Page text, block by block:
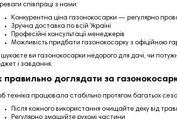
співпраці з нами:
Конкурентна ціна газонокосарки — регулярно
Зручна доставка по всій Україні
Професійні консультації менеджерів
Можливість придбати газонокосарку з офіційною
ви газонокосарки недорого для дачі, чи
і завдання.
правильно доглядати за
техніка працювала стабільно протягом багатьох
Після кожного використання очищайте деку від
Регулярно змащуйте рухомі частини